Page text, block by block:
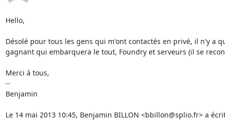
Hello,
Désolé pour tous les gens qui m'ont contactés en privé, il n'y a
gagnant qui embarquera le tout, Foundry et serveurs (il se
Merci à tous,
--
Benjamin
Le 14 mai 2013 10:45, Benjamin BILLON <bbillon@splio.fr> a